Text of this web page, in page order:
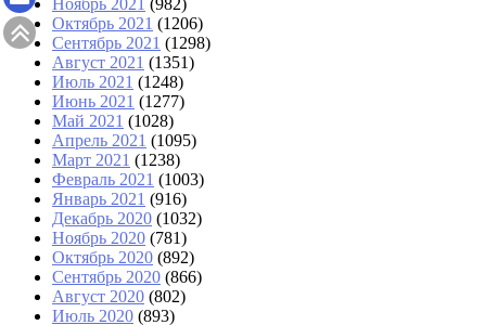
Ноябрь 2021 (982)
Октябрь 2021 (1206)
Сентябрь 2021 (1298)
Август 2021 (1351)
Июль 2021 (1248)
Июнь 2021 (1277)
Май 2021 (1028)
Апрель 2021 (1095)
Март 2021 (1238)
Февраль 2021 (1003)
Январь 2021 (916)
Декабрь 2020 (1032)
Ноябрь 2020 (781)
Октябрь 2020 (892)
Сентябрь 2020 (866)
Август 2020 (802)
Июль 2020 (893)